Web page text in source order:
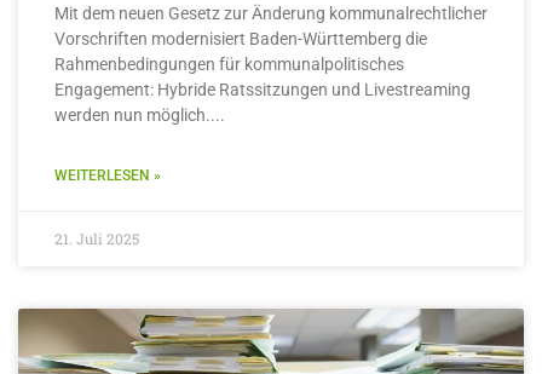
Mit dem neuen Gesetz zur Änderung kommunalrechtlicher
Vorschriften modernisiert Baden-Württemberg die
Rahmenbedingungen für kommunalpolitisches
Engagement: Hybride Ratssitzungen und Livestreaming
werden nun möglich.
WEITERLESEN »
21. Juli 2025